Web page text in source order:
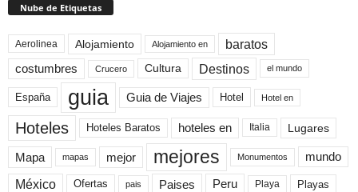
Nube de Etiquetas
Aerolinea Alojamiento Alojamiento en baratos
costumbres Crucero Cultura Destinos el mundo
España guia Guia de Viajes Hotel Hotel en
Hoteles Hoteles Baratos hoteles en Italia Lugares
Mapa mapas mejor mejores Monumentos mundo
México Ofertas pais Paises Peru Playa Playas